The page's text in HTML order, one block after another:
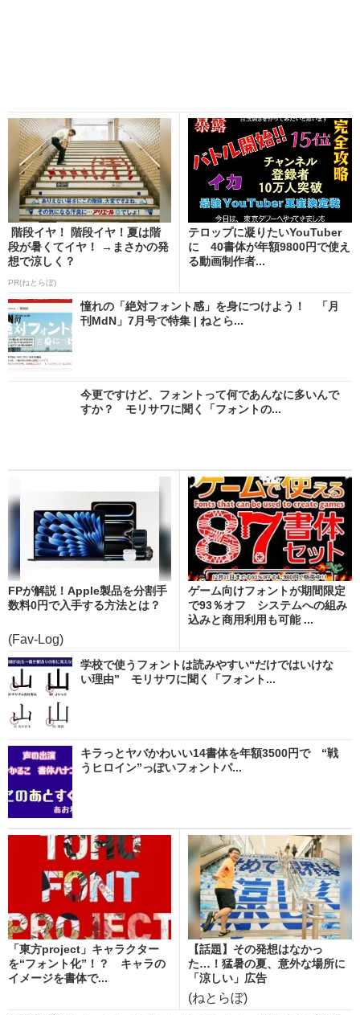
階段イヤ！ 階段イヤ！夏は階
段が暑くてイヤ！ →まさかの発
想で涼しく？
PR(ねとらぼ)
テロップに凝りたいYouTuber
に 40書体が年額9800円で使え
る動画制作者...
憧れの「絶対フォント感」を身につけよう！ 「月
刊MdN」7月号で特集 | ねとら...
今更ですけど、フォントって何であんなに多いんで
すか？ モリサワに聞く「フォントの...
FPが解説！Apple製品を分割手
数料0円で入手する方法とは？
(Fav-Log)
ゲーム向けフォントが期間限定
で93％オフ システムへの組み
込みと商用利用も可能 ...
学校で使うフォントは読みやすい“だけではいけな
い理由” モリサワに聞く「フォント...
キラっとヤバかわいい14書体を年額3500円で “戦
うヒロイン”っぽいフォントパ...
「東方project」キャラクター
を“フォント化”！？ キャラの
イメージを書体で...
【話題】その発想はなかっ
た…！猛暑の夏、意外な場所に
「涼しい」広告
(ねとらぼ)